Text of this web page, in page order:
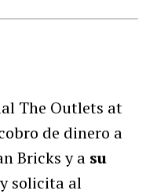
The Outlets at
de dinero a
Bricks y a su
solicita al